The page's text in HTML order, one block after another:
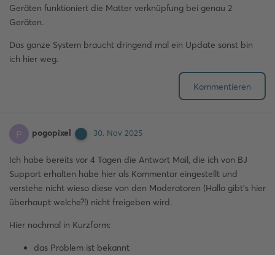
Geräten funktioniert die Matter verknüpfung bei genau 2
Geräten.
Das ganze System braucht dringend mal ein Update sonst bin
ich hier weg.
Kommentieren
P pogopixel 30. Nov 2025
Ich habe bereits vor 4 Tagen die Antwort Mail, die ich von BJ
Support erhalten habe hier als Kommentar eingestellt und
verstehe nicht wieso diese von den Moderatoren (Hallo gibt’s hier
überhaupt welche?!) nicht freigeben wird.
Hier nochmal in Kurzform:
das Problem ist bekannt